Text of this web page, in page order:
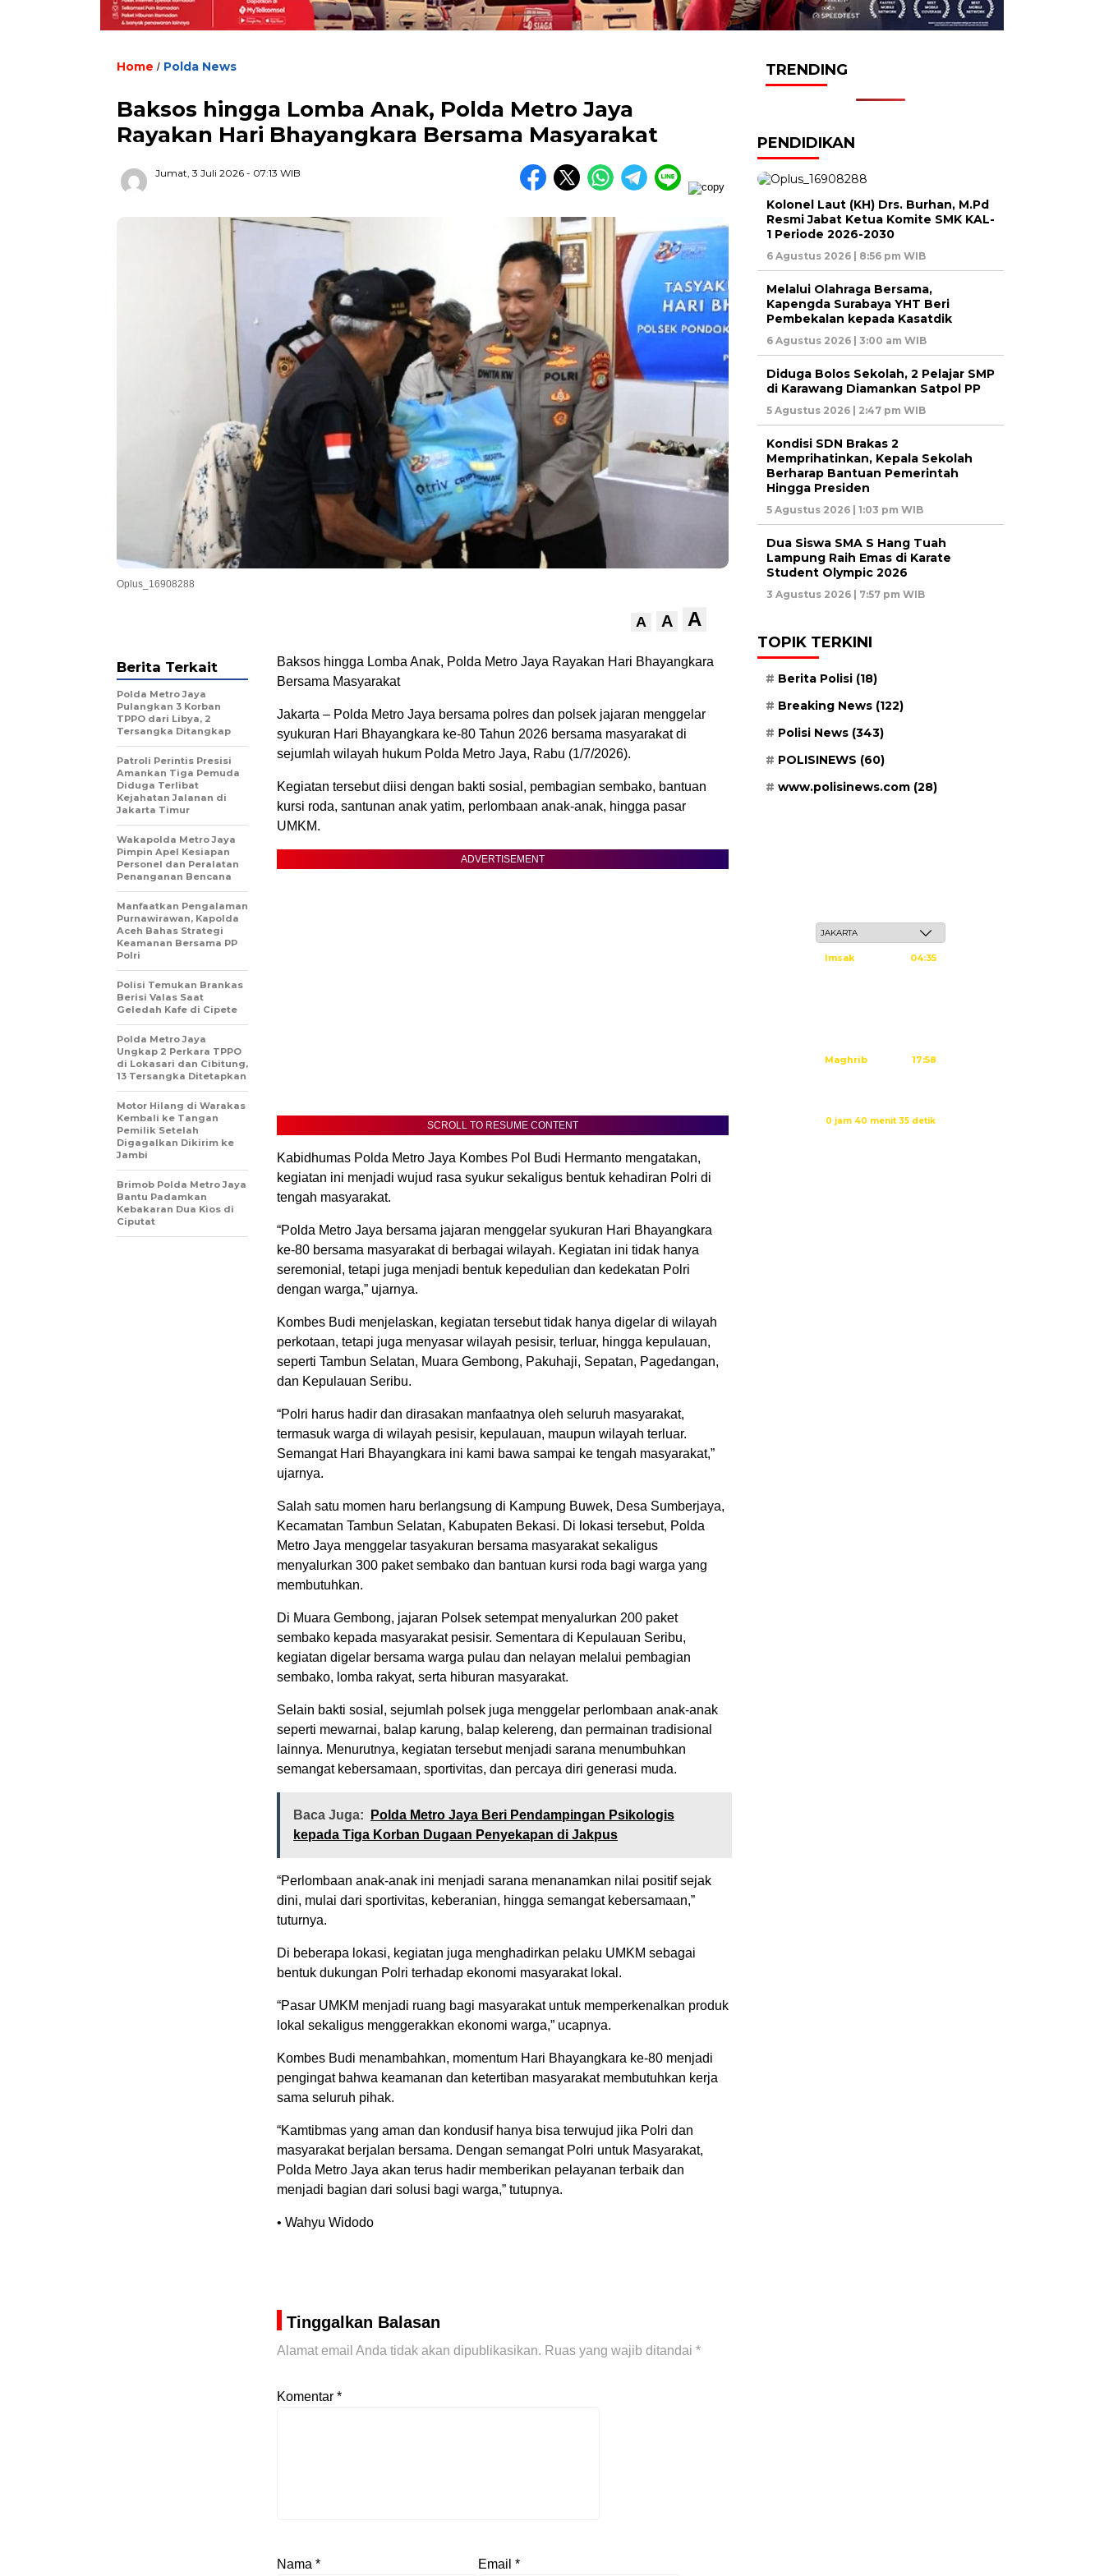
Home / Polda News
Baksos hingga Lomba Anak, Polda Metro Jaya
Rayakan Hari Bhayangkara Bersama Masyarakat
Jumat, 3 Juli 2026 - 07:13 WIB
Oplus_16908288
A A A
Baksos hingga Lomba Anak, Polda Metro Jaya Rayakan Hari Bhayangkara
Bersama Masyarakat
Jakarta – Polda Metro Jaya bersama polres dan polsek jajaran menggelar
syukuran Hari Bhayangkara ke-80 Tahun 2026 bersama masyarakat di
sejumlah wilayah hukum Polda Metro Jaya, Rabu (1/7/2026).
Kegiatan tersebut diisi dengan bakti sosial, pembagian sembako, bantuan
kursi roda, santunan anak yatim, perlombaan anak-anak, hingga pasar
UMKM.
ADVERTISEMENT
SCROLL TO RESUME CONTENT
Kabidhumas Polda Metro Jaya Kombes Pol Budi Hermanto mengatakan,
kegiatan ini menjadi wujud rasa syukur sekaligus bentuk kehadiran Polri di
tengah masyarakat.
“Polda Metro Jaya bersama jajaran menggelar syukuran Hari Bhayangkara
ke-80 bersama masyarakat di berbagai wilayah. Kegiatan ini tidak hanya
seremonial, tetapi juga menjadi bentuk kepedulian dan kedekatan Polri
dengan warga,” ujarnya.
Kombes Budi menjelaskan, kegiatan tersebut tidak hanya digelar di wilayah
perkotaan, tetapi juga menyasar wilayah pesisir, terluar, hingga kepulauan,
seperti Tambun Selatan, Muara Gembong, Pakuhaji, Sepatan, Pagedangan,
dan Kepulauan Seribu.
“Polri harus hadir dan dirasakan manfaatnya oleh seluruh masyarakat,
termasuk warga di wilayah pesisir, kepulauan, maupun wilayah terluar.
Semangat Hari Bhayangkara ini kami bawa sampai ke tengah masyarakat,”
ujarnya.
Salah satu momen haru berlangsung di Kampung Buwek, Desa Sumberjaya,
Kecamatan Tambun Selatan, Kabupaten Bekasi. Di lokasi tersebut, Polda
Metro Jaya menggelar tasyakuran bersama masyarakat sekaligus
menyalurkan 300 paket sembako dan bantuan kursi roda bagi warga yang
membutuhkan.
Di Muara Gembong, jajaran Polsek setempat menyalurkan 200 paket
sembako kepada masyarakat pesisir. Sementara di Kepulauan Seribu,
kegiatan digelar bersama warga pulau dan nelayan melalui pembagian
sembako, lomba rakyat, serta hiburan masyarakat.
Selain bakti sosial, sejumlah polsek juga menggelar perlombaan anak-anak
seperti mewarnai, balap karung, balap kelereng, dan permainan tradisional
lainnya. Menurutnya, kegiatan tersebut menjadi sarana menumbuhkan
semangat kebersamaan, sportivitas, dan percaya diri generasi muda.
Baca Juga:
Polda Metro Jaya Beri Pendampingan Psikologis
kepada Tiga Korban Dugaan Penyekapan di Jakpus
“Perlombaan anak-anak ini menjadi sarana menanamkan nilai positif sejak
dini, mulai dari sportivitas, keberanian, hingga semangat kebersamaan,”
tuturnya.
Di beberapa lokasi, kegiatan juga menghadirkan pelaku UMKM sebagai
bentuk dukungan Polri terhadap ekonomi masyarakat lokal.
“Pasar UMKM menjadi ruang bagi masyarakat untuk memperkenalkan produk
lokal sekaligus menggerakkan ekonomi warga,” ucapnya.
Kombes Budi menambahkan, momentum Hari Bhayangkara ke-80 menjadi
pengingat bahwa keamanan dan ketertiban masyarakat membutuhkan kerja
sama seluruh pihak.
“Kamtibmas yang aman dan kondusif hanya bisa terwujud jika Polri dan
masyarakat berjalan bersama. Dengan semangat Polri untuk Masyarakat,
Polda Metro Jaya akan terus hadir memberikan pelayanan terbaik dan
menjadi bagian dari solusi bagi warga,” tutupnya.
• Wahyu Widodo
Tinggalkan Balasan
Alamat email Anda tidak akan dipublikasikan. Ruas yang wajib ditandai *
Komentar *
Nama * Email *
Berita Terkait
Polda Metro Jaya
Pulangkan 3 Korban
TPPO dari Libya, 2
Tersangka Ditangkap
Patroli Perintis Presisi
Amankan Tiga Pemuda
Diduga Terlibat
Kejahatan Jalanan di
Jakarta Timur
Wakapolda Metro Jaya
Pimpin Apel Kesiapan
Personel dan Peralatan
Penanganan Bencana
Manfaatkan Pengalaman
Purnawirawan, Kapolda
Aceh Bahas Strategi
Keamanan Bersama PP
Polri
Polisi Temukan Brankas
Berisi Valas Saat
Geledah Kafe di Cipete
Polda Metro Jaya
Ungkap 2 Perkara TPPO
di Lokasari dan Cibitung,
13 Tersangka Ditetapkan
Motor Hilang di Warakas
Kembali ke Tangan
Pemilik Setelah
Digagalkan Dikirim ke
Jambi
Brimob Polda Metro Jaya
Bantu Padamkan
Kebakaran Dua Kios di
Ciputat
TRENDING
PENDIDIKAN
Kolonel Laut (KH) Drs. Burhan, M.Pd
Resmi Jabat Ketua Komite SMK KAL-
1 Periode 2026-2030
6 Agustus 2026 | 8:56 pm WIB
Melalui Olahraga Bersama,
Kapengda Surabaya YHT Beri
Pembekalan kepada Kasatdik
6 Agustus 2026 | 3:00 am WIB
Diduga Bolos Sekolah, 2 Pelajar SMP
di Karawang Diamankan Satpol PP
5 Agustus 2026 | 2:47 pm WIB
Kondisi SDN Brakas 2
Memprihatinkan, Kepala Sekolah
Berharap Bantuan Pemerintah
Hingga Presiden
5 Agustus 2026 | 1:03 pm WIB
Dua Siswa SMA S Hang Tuah
Lampung Raih Emas di Karate
Student Olympic 2026
3 Agustus 2026 | 7:57 pm WIB
TOPIK TERKINI
Berita Polisi (18)
Breaking News (122)
Polisi News (343)
POLISINEWS (60)
www.polisinews.com (28)
Imsak 04:35
Maghrib 17:58
0 jam 40 menit 34 detik